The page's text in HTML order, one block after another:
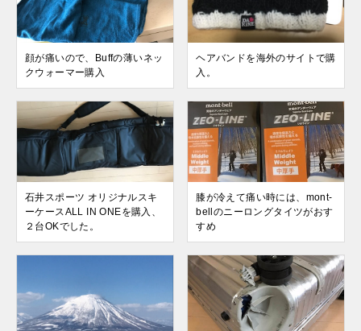
顔が痛いので、Buffの薄いネッ
クウォーマー購入
ヘアバンドを海外のサイトで購
入。
石井スポーツ オリジナルスキ
ーケースALL IN ONEを購入、
２台OKでした。
膝が冷えて痛い時には、mont-
bellのニーロングタイツがおす
すめ